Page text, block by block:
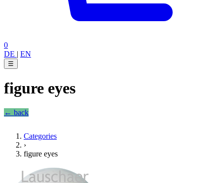
0
DE | EN
☰
figure eyes
← back
Categories
›
figure eyes